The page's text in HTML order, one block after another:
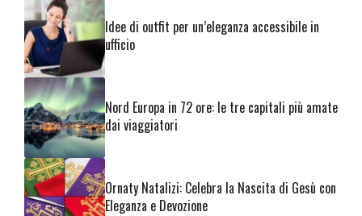
Idee di outfit per un’eleganza accessibile in
ufficio
Nord Europa in 72 ore: le tre capitali più amate
dai viaggiatori
Ornaty Natalizi: Celebra la Nascita di Gesù con
Eleganza e Devozione